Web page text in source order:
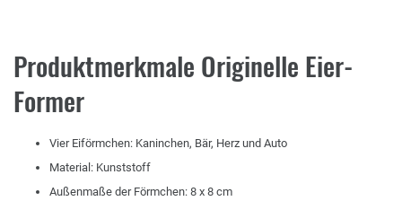
Produktmerkmale Originelle Eier-
Former
Vier Eiförmchen: Kaninchen, Bär, Herz und Auto
Material: Kunststoff
Außenmaße der Förmchen: 8 x 8 cm